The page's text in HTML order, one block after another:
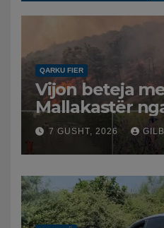
QARKU FIER
Vijon beteja
Mallakastër
nga ajri me dy
7 GUSHT, 2026